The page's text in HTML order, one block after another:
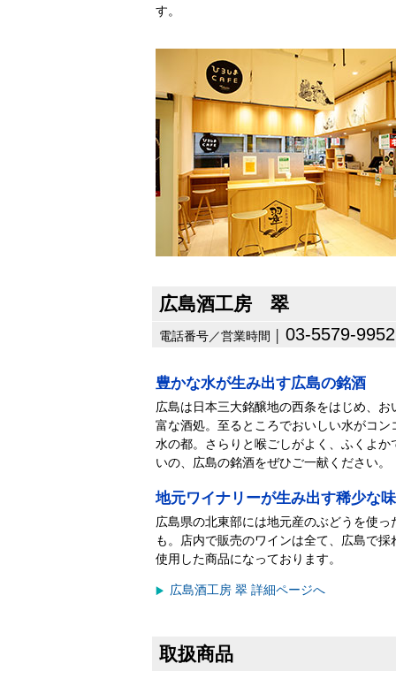
す。
広島酒工房 翠
電話番号／営業時間 │ 03-5579-9952
豊かな水が生み出す広島の銘酒
広島は日本三大銘醸地の西条をはじめ、お
富な酒処。至るところでおいしい水がコン
水の都。さらりと喉ごしがよく、ふくよか
いの、広島の銘酒をぜひご一献ください。
地元ワイナリーが生み出す稀少な
広島県の北東部には地元産のぶどうを使っ
も。店内で販売のワインは全て、広島で採
使用した商品になっております。
広島酒工房 翠 詳細ページへ
取扱商品